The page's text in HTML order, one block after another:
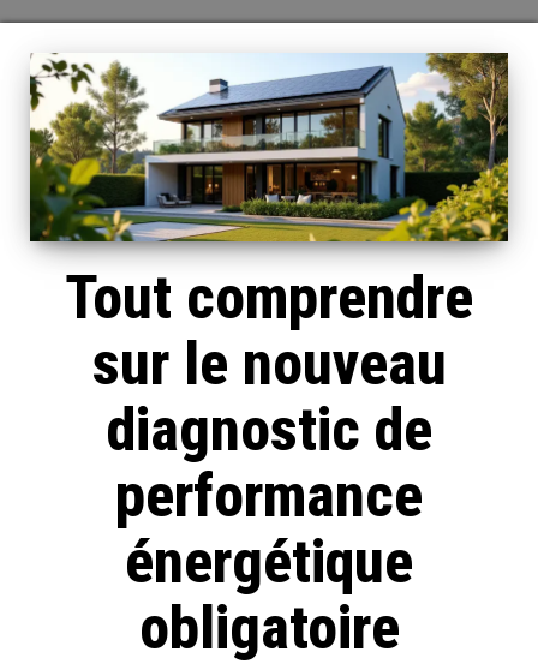
Tout comprendre
sur le nouveau
diagnostic de
performance
énergétique
obligatoire